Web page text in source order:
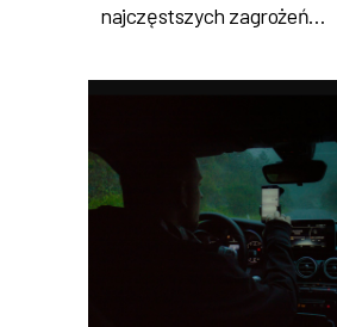
najczęstszych zagrożeń…